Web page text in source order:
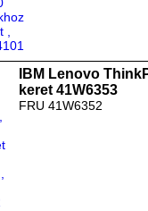
IBM Lenovo
keret 41W6353
FRU 41W6352